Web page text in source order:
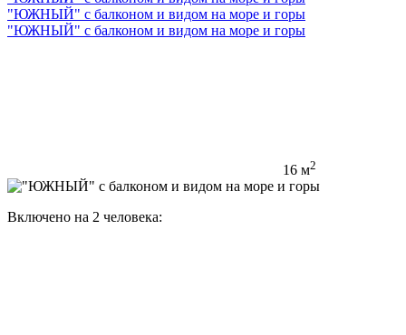
"ЮЖНЫЙ" с балконом и видом на море и горы
"ЮЖНЫЙ" с балконом и видом на море и горы
16 м2
Включено на 2 человека: